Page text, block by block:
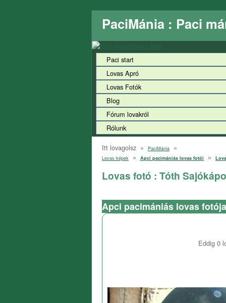
PaciMánia : Paci
Paci start
Lovas Apró
Lovas Fotók
Blog
Fórum lovakról
Rólunk
Itt lovagolsz » PaciMánia »
Lovas képek » Apci pacimániás lovas fotói »
Lovas fotó : Tóth
Apci pacimániás lovas fotója
Eddig 0